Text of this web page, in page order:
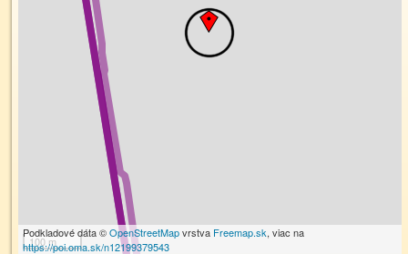
100 m
Podkladové dáta ©OpenStreetMapvrstva Freemap.sk, viac na
https://poi.oma.sk/n12199379543